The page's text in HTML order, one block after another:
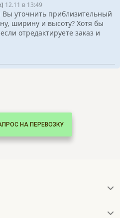
12.11 в 13:49
Вы уточнить приблизительный
ширину и высоту? Хотя бы
отредактируете заказ и
НА ПЕРЕВОЗКУ